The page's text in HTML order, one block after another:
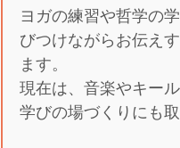
ヨガの練習や哲学の
びつけながらお伝え
ます。
現在は、音楽やキー
学びの場づくりにも